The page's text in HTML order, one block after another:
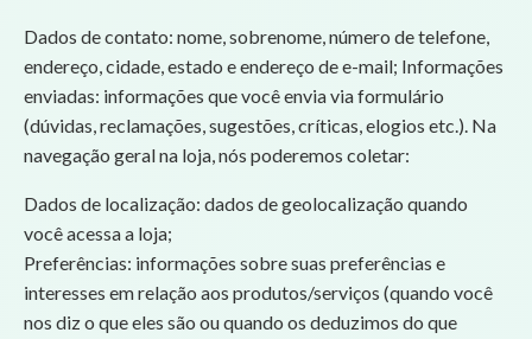
Dados de contato: nome, sobrenome, número de telefone,
endereço, cidade, estado e endereço de e-mail; Informações
enviadas: informações que você envia via formulário
(dúvidas, reclamações, sugestões, críticas, elogios etc.). Na
navegação geral na loja, nós poderemos coletar:
Dados de localização: dados de geolocalização quando
você acessa a loja;
Preferências: informações sobre suas preferências e
interesses em relação aos produtos/serviços (quando você
nos diz o que eles são ou quando os deduzimos do que